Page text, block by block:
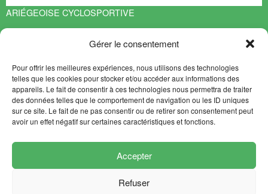
Gérer le consentement
Pour offrir les meilleures expériences, nous utilisons des technologies
telles que les cookies pour stocker et/ou accéder aux informations des
appareils. Le fait de consentir à ces technologies nous permettra de traiter
des données telles que le comportement de navigation ou les ID uniques
sur ce site. Le fait de ne pas consentir ou de retirer son consentement peut
avoir un effet négatif sur certaines caractéristiques et fonctions.
Accepter
Refuser
ARIÉGEOISE CYCLOSPORTIVE
Espace François Mitterrand
EN SAVOIR PLUS
Contact
Plan du site
NEWSLETTER
SUIVEZ-NOUS